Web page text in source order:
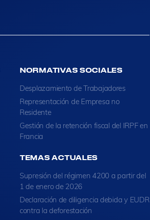
NORMATIVAS SOCIALES
Desplazamiento de Trabajadores
Representación de Empresa no
Residente
Gestión de la retención fiscal del IRPF en
Francia
TEMAS ACTUALES
Supresión del régimen 4200 a partir del
1 de enero de 2026
Declaración de diligencia debida y EUDR
contra la deforestación